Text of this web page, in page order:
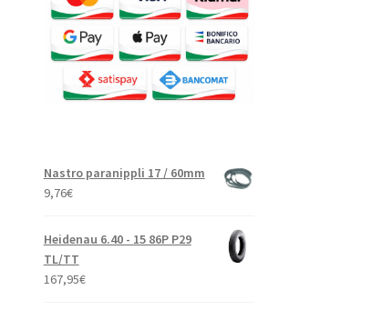
Nastro paranippli 17 / 60mm
9,76€
Heidenau 6.40 - 15 86P P29
TL/TT
167,95€